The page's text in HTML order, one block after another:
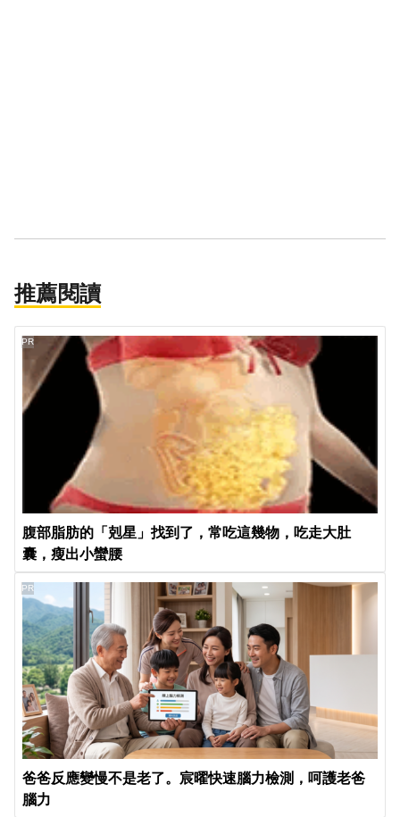
推薦閱讀
腹部脂肪的「剋星」找到了，常吃這幾物，吃走大肚
囊，瘦出小蠻腰
PR
爸爸反應變慢不是老了。宸曜快速腦力檢測，呵護老爸
腦力
PR